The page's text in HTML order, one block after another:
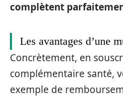
complètent
Les avantages d’une
Concrètement, en
complémentaire santé,
exemple de